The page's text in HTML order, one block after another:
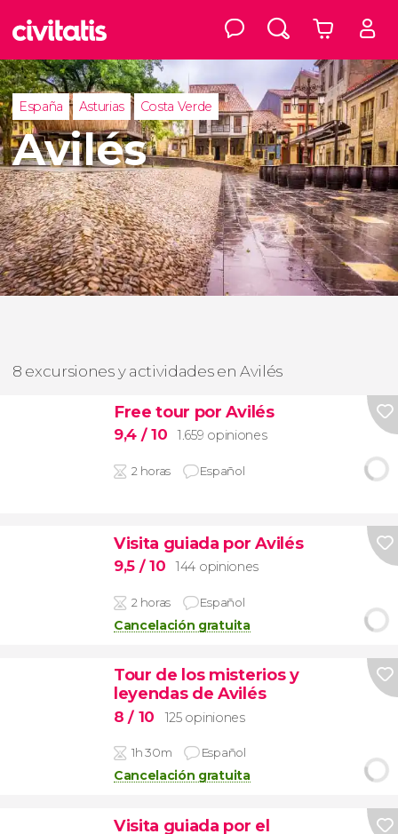
España Asturias Costa Verde
Avilés
8 excursiones y actividades en Avilés
Free tour por Avilés
9,4 / 10 1.659 opiniones
2 horas Español
Visita guiada por Avilés
9,5 / 10 144 opiniones
2 horas Español
Cancelación gratuita
Tour de los misterios y
leyendas de Avilés
8/ 10 125 opiniones
1h 30m Español
Cancelación gratuita
Visita guiada por el